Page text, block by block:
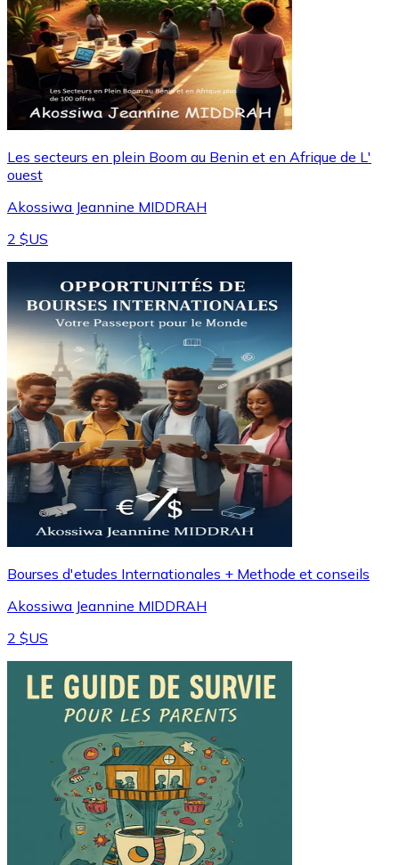
Les secteurs en plein Boom au Benin et en Afrique de L'
ouest
Akossiwa Jeannine MIDDRAH
2 $US
Bourses d'etudes Internationales + Methode et conseils
Akossiwa Jeannine MIDDRAH
2 $US